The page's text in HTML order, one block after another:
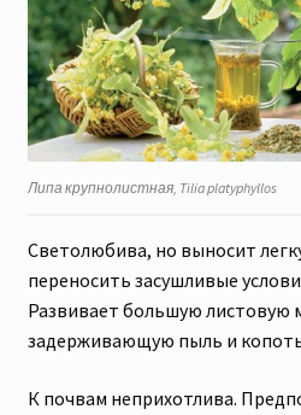
Липа крупнолистная, Tilia platyphyllos
Светолюбива, но выносит
переносить засушливые
Развивает большую листовую
задерживающую пыль и
К почвам неприхотлива.